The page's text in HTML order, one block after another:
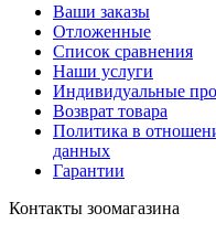
Ваши заказы
Отложенные
Список сравнения
Наши услуги
Индивидуальные
Возврат товара
Политика в
данных
Гарантии
Контакты зоомагазина